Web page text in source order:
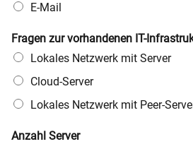
E-Mail
Fragen zur vorhandenen IT-
Lokales Netzwerk mit Server
Cloud-Server
Lokales Netzwerk mit Peer-
Anzahl Server